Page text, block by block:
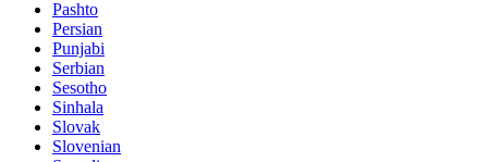
Pashto
Persian
Punjabi
Serbian
Sesotho
Sinhala
Slovak
Slovenian